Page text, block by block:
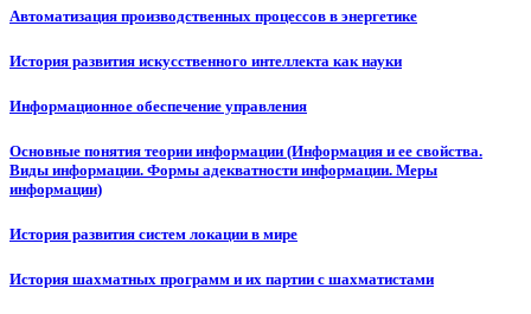
Автоматизация производственных процессов в энергетике
История развития искусственного интеллекта как науки
Информационное обеспечение управления
Основные понятия теории информации (Информация и ее свойства.
Виды информации. Формы адекватности информации. Меры
информации)
История развития систем локации в мире
История шахматных программ и их партии с шахматистами